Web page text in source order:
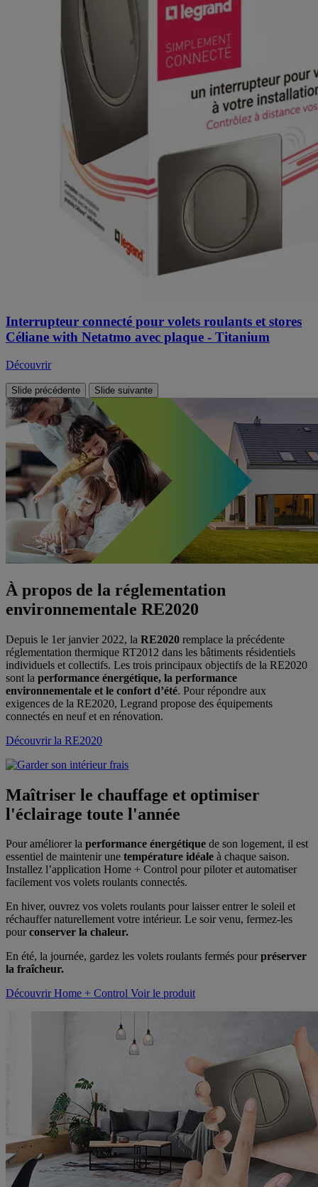
Interrupteur connecté pour volets roulants et stores
Céliane with Netatmo avec plaque - Titanium
Découvrir
Slide précédente Slide suivante
À propos de la réglementation
environnementale RE2020
Depuis le 1er janvier 2022, la RE2020 remplace la précédente
réglementation thermique RT2012 dans les bâtiments résidentiels
individuels et collectifs. Les trois principaux objectifs de la RE2020
sont la performance énergétique, la performance
environnementale et le confort d’été. Pour répondre aux
exigences de la RE2020, Legrand propose des équipements
connectés en neuf et en rénovation.
Découvrir la RE2020
Maîtriser le chauffage et optimiser
l'éclairage toute l'année
Pour améliorer la performance énergétique de son logement, il est
essentiel de maintenir une température idéale à chaque saison.
Installez l’application Home + Control pour piloter et automatiser
facilement vos volets roulants connectés.
En hiver, ouvrez vos volets roulants pour laisser entrer le soleil et
réchauffer naturellement votre intérieur. Le soir venu, fermez-les
pourconserver la chaleur.
En été, la journée, gardez les volets roulants fermés pourpréserver
la fraîcheur.
Découvrir Home + Control Voir le produit